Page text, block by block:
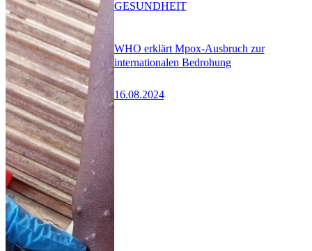
WHO erklärt Mpox-Ausbruch zur
internationalen Bedrohung
16.08.2024
GESUNDHEIT